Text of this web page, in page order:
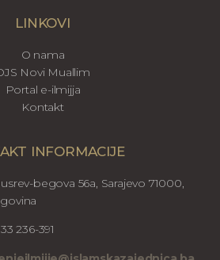
LINKOVI
O nama
Novi Muallim
Portal e-ilmijja
Kontakt
INFORMACIJE
begova 56a, Sarajevo 71000,
236-391